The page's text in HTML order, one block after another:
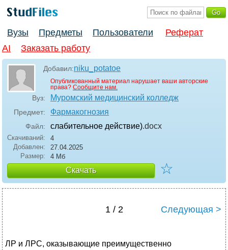
Вузы Предметы Пользователи
Реферат
AI
Заказать работу
Добавил:niku_potatoe
Опубликованный материал нарушает ваши авторские
права? Сообщите нам.
Вуз: Муромский медицинский колледж
Предмет: Фармакогнозия
Файл: слабительное действие).docx
Скачиваний:
4
Добавлен:
27.04.2025
Размер:
4 Мб
Скачать ☆
1 / 2 Следующая >
ЛР и ЛРС, оказывающие преимущественно